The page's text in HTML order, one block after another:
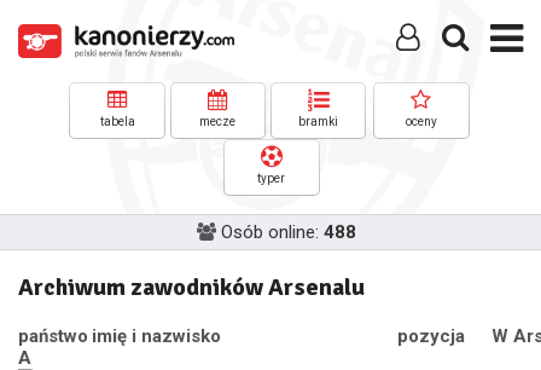
tabela mecze bramki oceny
typer
Osób online: 488
Archiwum zawodników Arsenalu
państwo imię i nazwisko pozycja
W
A